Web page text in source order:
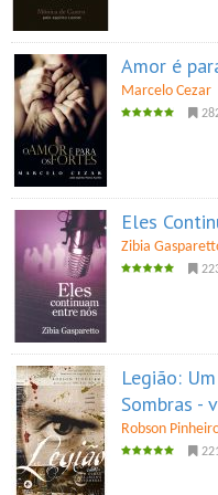
Amor é
Marcelo Cezar
Eles
Zibia
Legião:
Sombras -
Robson